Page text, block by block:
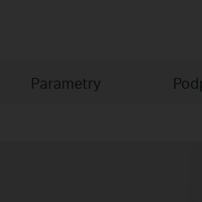
Parametry